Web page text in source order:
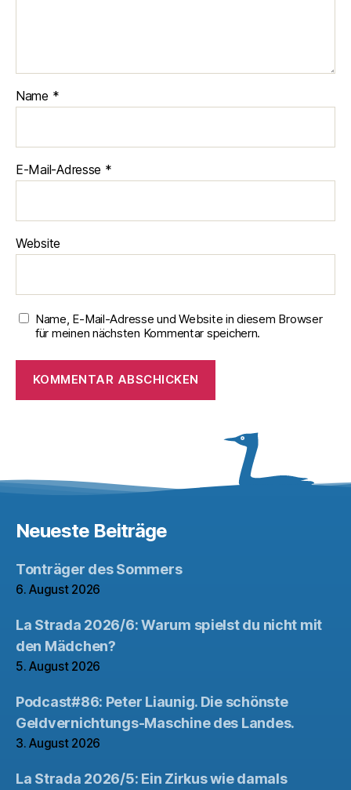
Name *
E-Mail-Adresse *
Website
Name, E-Mail-Adresse und Website in diesem Browser
für meinen nächsten Kommentar speichern.
Neueste Beiträge
Tonträger des Sommers
6. August 2026
La Strada 2026/6: Warum spielst du nicht mit
den Mädchen?
5. August 2026
Podcast#86: Peter Liaunig. Die schönste
Geldvernichtungs-Maschine des Landes.
3. August 2026
La Strada 2026/5: Ein Zirkus wie damals